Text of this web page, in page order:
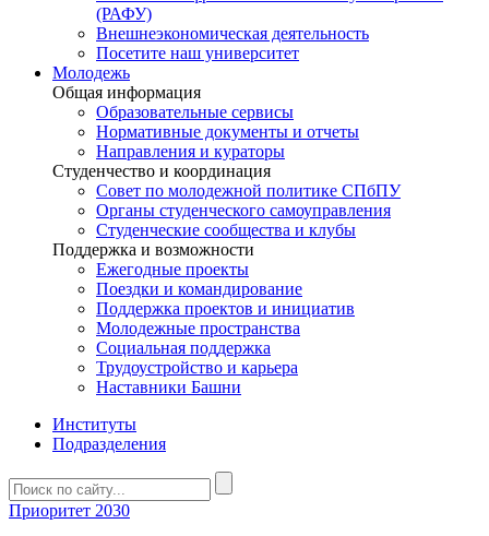
(РАФУ)
Внешнеэкономическая деятельность
Посетите наш университет
Молодежь
Общая информация
Образовательные сервисы
Нормативные документы и отчеты
Направления и кураторы
Студенчество и координация
Совет по молодежной политике СПбПУ
Органы студенческого самоуправления
Студенческие сообщества и клубы
Поддержка и возможности
Ежегодные проекты
Поездки и командирование
Поддержка проектов и инициатив
Молодежные пространства
Социальная поддержка
Трудоустройство и карьера
Наставники Башни
Институты
Подразделения
Приоритет 2030